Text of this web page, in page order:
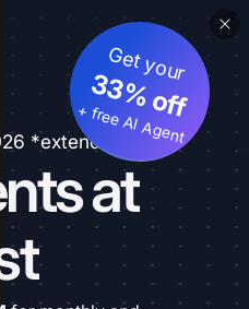
*extended
at
Get your
33% off
+ free AI Agent